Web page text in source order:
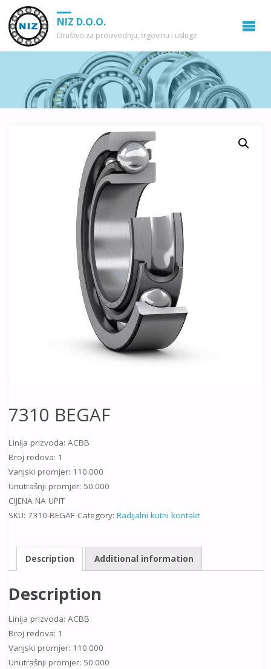
NIZ D.O.O.
Društvo za proizvodnju, trgovinu i usluge
7310 BEGAF
Linija prizvoda: ACBB
Broj redova: 1
Vanjski promjer: 110.000
Unutrašnji promjer: 50.000
CIJENA NA UPIT
SKU: 7310-BEGAF Category: Radijalni kutni kontakt
Description Additional information
Description
Linija prizvoda: ACBB
Broj redova: 1
Vanjski promjer: 110.000
Unutrašnji promjer: 50.000